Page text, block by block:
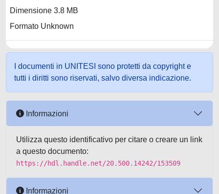
Dimensione 3.8 MB
Formato Unknown
I documenti in UNITESI sono protetti da copyright e
tutti i diritti sono riservati, salvo diversa indicazione.
Informazioni
Utilizza questo identificativo per citare o creare un link
a questo documento:
https://hdl.handle.net/20.500.14242/153509
Informazioni